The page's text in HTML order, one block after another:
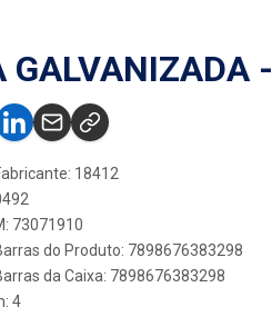
GALVANIZADA -
18412
73071910
do Produto: 7898676383298
da Caixa: 7898676383298
4